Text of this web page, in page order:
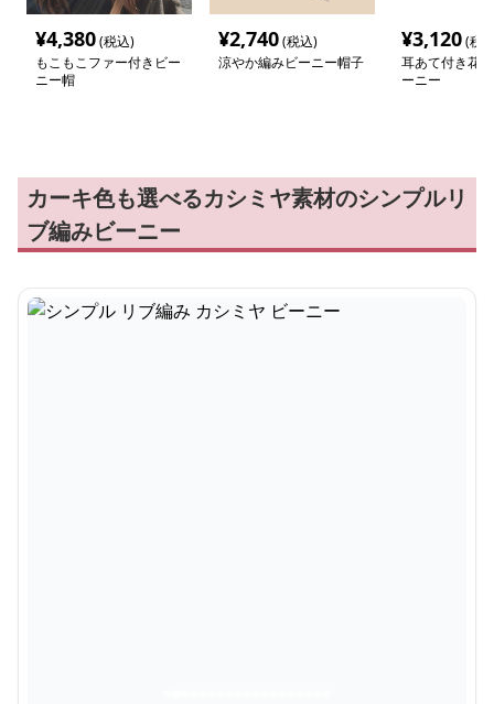
¥4,380(税込)
もこもこファー付きビー
ニー帽
¥2,740(税込)
涼やか編みビーニー帽子
¥3,120(税
耳あて付き花
ーニー
カーキ色も選べるカシミヤ素材のシンプルリ
ブ編みビーニー